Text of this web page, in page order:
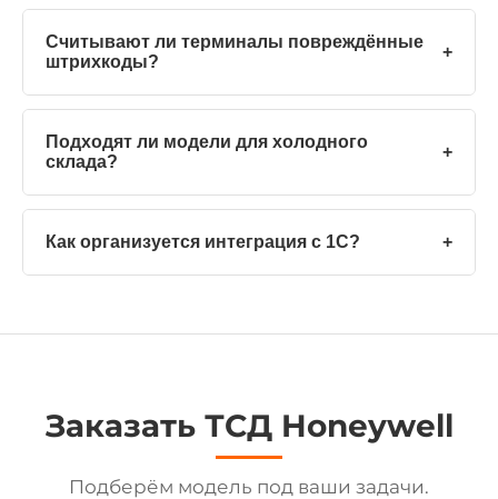
Считывают ли терминалы повреждённые
штрихкоды?
+
Подходят ли модели для холодного
склада?
+
Как организуется интеграция с 1С? +
Заказать ТСД Honeywell
Подберём модель под ваши задачи.